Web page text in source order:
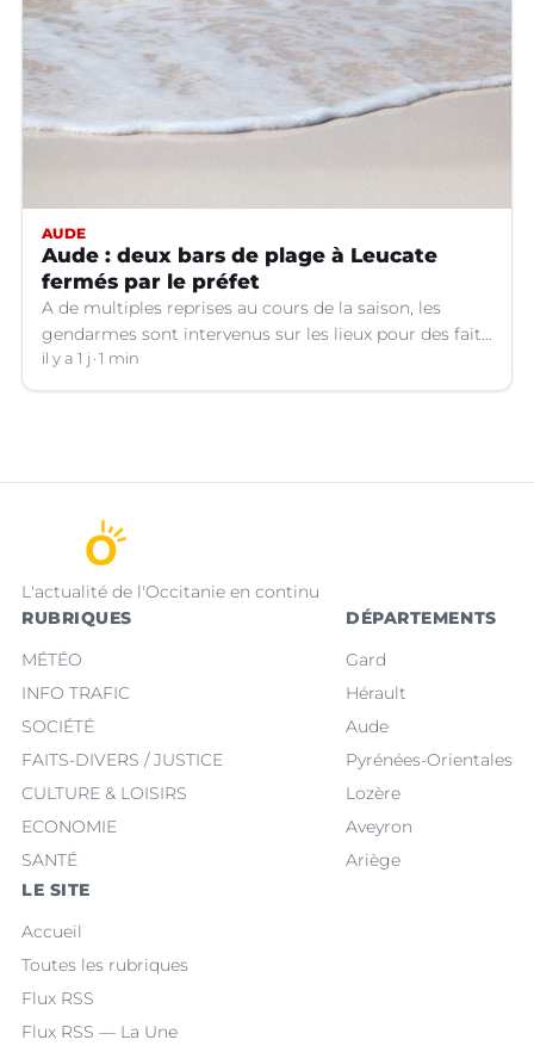
AUDE
Aude : deux bars de plage à Leucate
fermés par le préfet
A de multiples reprises au cours de la saison, les
gendarmes sont intervenus sur les lieux pour des faits
de violences, de consommation d'alcool, de rixes, de
tapage, de stationnement...
il y a 1 j 1 min
L'actualité de l'Occitanie en continu
RUBRIQUES
MÉTÉO
INFO TRAFIC
SOCIÉTÉ
FAITS-DIVERS / JUSTICE
CULTURE & LOISIRS
ECONOMIE
SANTÉ
DÉPARTEMENTS
Gard
Hérault
Aude
Pyrénées-Orientales
Lozère
Aveyron
Ariège
LE SITE
Accueil
Toutes les rubriques
Flux RSS
Flux RSS — La Une